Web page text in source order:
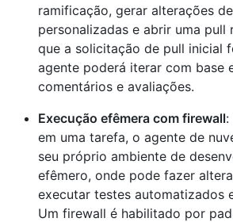
ramificação, gerar alterações
personalizadas e abrir uma pull
que a solicitação de pull inicial
agente poderá iterar com base
comentários e avaliações.
Execução efêmera com firewall:
em uma tarefa, o agente de
seu próprio ambiente de
efêmero, onde pode fazer
executar testes automatizados
Um firewall é habilitado por